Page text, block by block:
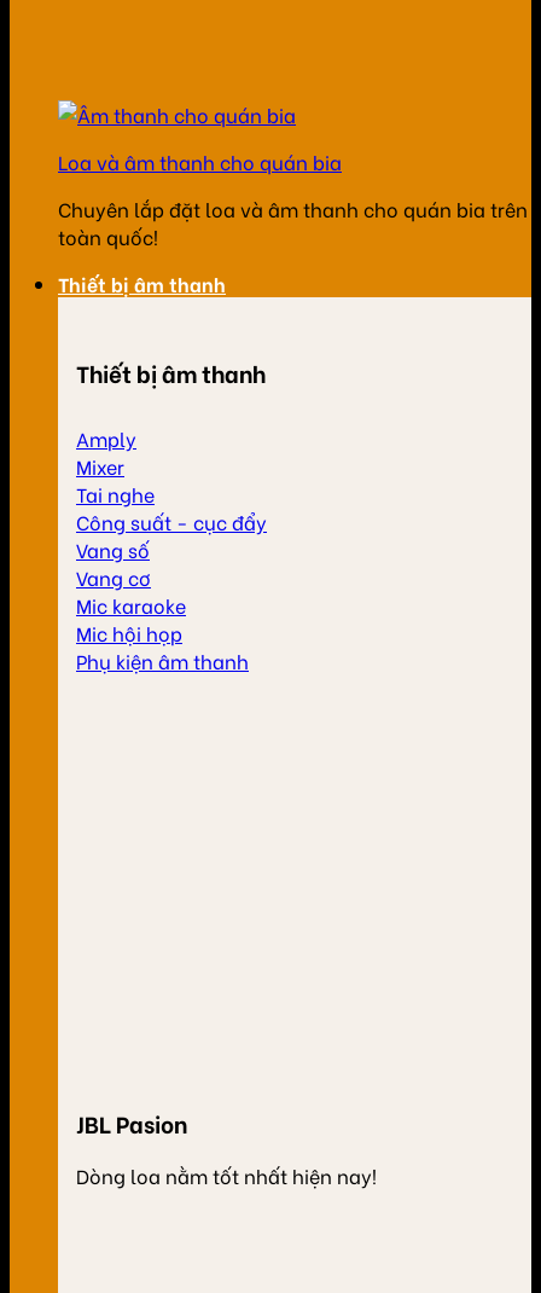
Loa và âm thanh cho quán bia
Chuyên lắp đặt loa và âm thanh cho quán bia trên
toàn quốc!
Thiết bị âm thanh
Thiết bị âm thanh
Amply
Mixer
Tai nghe
Công suất - cục đẩy
Vang số
Vang cơ
Mic karaoke
Mic hội họp
Phụ kiện âm thanh
JBL Pasion
Dòng loa nằm tốt nhất hiện nay!